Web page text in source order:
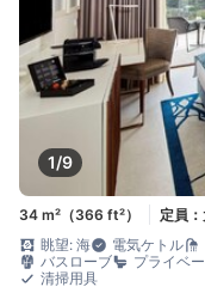
1/9
34 m²（366 ft²） 定員
眺望: 海
電気ケトル
バスローブ
プライベ
清掃用具